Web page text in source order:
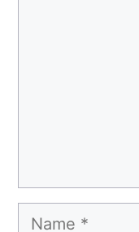
Name